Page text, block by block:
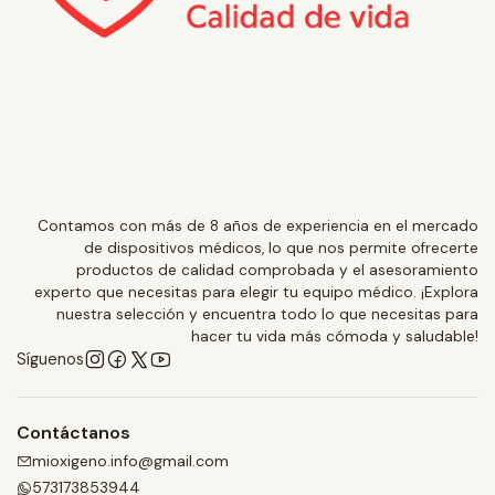
Contamos con más de 8 años de experiencia en el mercado
de dispositivos médicos, lo que nos permite ofrecerte
productos de calidad comprobada y el asesoramiento
experto que necesitas para elegir tu equipo médico. ¡Explora
nuestra selección y encuentra todo lo que necesitas para
hacer tu vida más cómoda y saludable!
Síguenos
Contáctanos
mioxigeno.info@gmail.com
573173853944